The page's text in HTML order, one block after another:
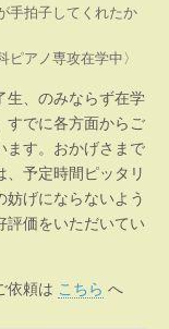
手拍子してくれたか
アノ専攻在学中〉
生、のみならず在学
すでに各方面からご
ます。おかげさまで
、予定時間ピッタリ
げにならないよう
評価をいただいてい
依頼は こちら へ